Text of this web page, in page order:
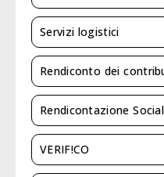
Servizi logistici
Rendiconto dei
Rendicontazione
VERIF!CO